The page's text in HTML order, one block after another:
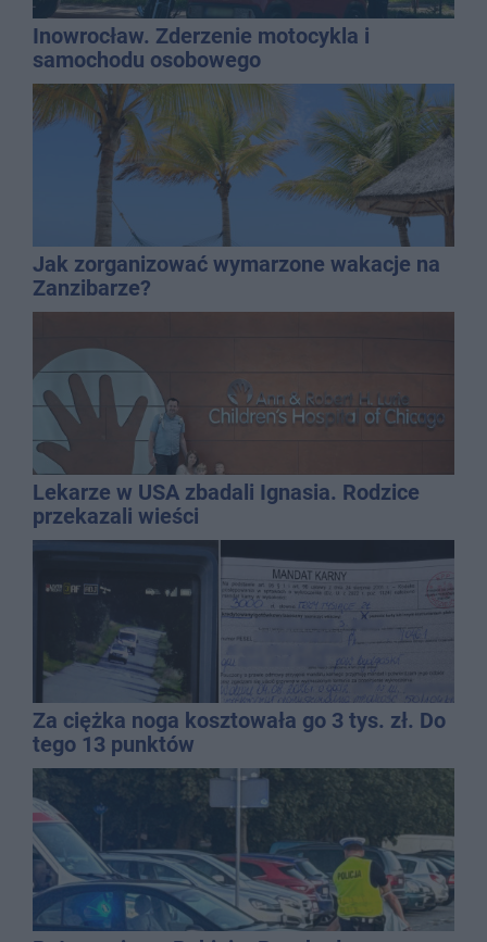
Inowrocław. Zderzenie motocykla i
samochodu osobowego
Jak zorganizować wymarzone wakacje na
Zanzibarze?
Lekarze w USA zbadali Ignasia. Rodzice
przekazali wieści
Za ciężka noga kosztowała go 3 tys. zł. Do
tego 13 punktów